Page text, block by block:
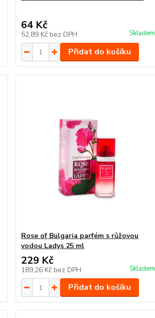
64 Kč
52,89 Kč bez DPH Skladem
Přidat do košíku
Rose of Bulgaria parfém s růžovou
vodou Ladys 25 ml
229 Kč
189,26 Kč bez DPH Skladem
Přidat do košíku